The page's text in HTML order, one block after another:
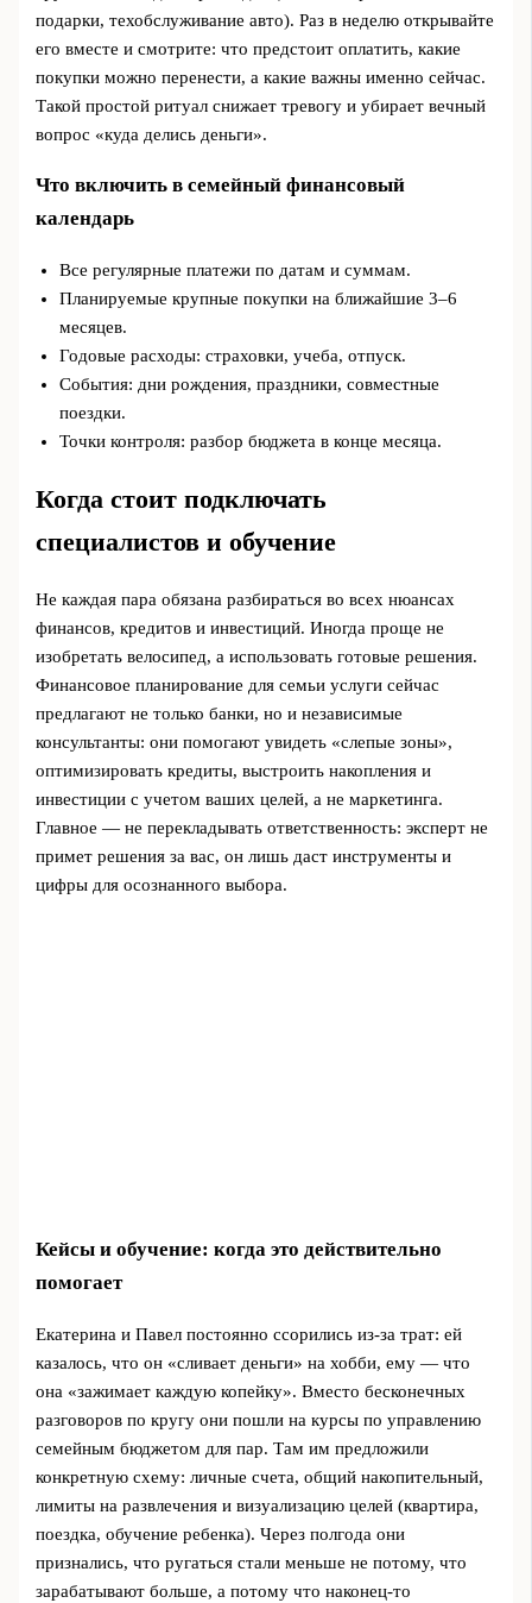
подарки, техобслуживание авто). Раз в неделю открывайте
его вместе и смотрите: что предстоит оплатить, какие
покупки можно перенести, а какие важны именно сейчас.
Такой простой ритуал снижает тревогу и убирает вечный
вопрос «куда делись деньги».
Что включить в семейный финансовый
календарь
Все регулярные платежи по датам и суммам.
Планируемые крупные покупки на ближайшие 3–6
месяцев.
Годовые расходы: страховки, учеба, отпуск.
События: дни рождения, праздники, совместные
поездки.
Точки контроля: разбор бюджета в конце месяца.
Когда стоит подключать
специалистов и обучение
Не каждая пара обязана разбираться во всех нюансах
финансов, кредитов и инвестиций. Иногда проще не
изобретать велосипед, а использовать готовые решения.
Финансовое планирование для семьи услуги сейчас
предлагают не только банки, но и независимые
консультанты: они помогают увидеть «слепые зоны»,
оптимизировать кредиты, выстроить накопления и
инвестиции с учетом ваших целей, а не маркетинга.
Главное — не перекладывать ответственность: эксперт не
примет решения за вас, он лишь даст инструменты и
цифры для осознанного выбора.
Кейсы и обучение: когда это действительно
помогает
Екатерина и Павел постоянно ссорились из-за трат: ей
казалось, что он «сливает деньги» на хобби, ему — что
она «зажимает каждую копейку». Вместо бесконечных
разговоров по кругу они пошли на курсы по управлению
семейным бюджетом для пар. Там им предложили
конкретную схему: личные счета, общий накопительный,
лимиты на развлечения и визуализацию целей (квартира,
поездка, обучение ребенка). Через полгода они
признались, что ругаться стали меньше не потому, что
зарабатывают больше, а потому что наконец-то